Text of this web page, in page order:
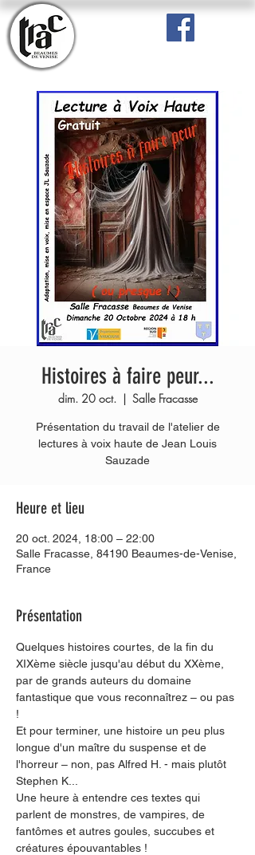
Histoires à faire peur...
dim. 20 oct.
  |
Salle Fracasse
Présentation du travail de l'atelier de
lectures à voix haute de Jean Louis
Sauzade
Heure et lieu
20 oct. 2024, 18:00 – 22:00
Salle Fracasse, 84190 Beaumes-de-Venise,
France
Présentation
Quelques histoires courtes, de la fin du
XIXème siècle jusqu'au début du XXème,
par de grands auteurs du domaine
fantastique que vous reconnaîtrez – ou pas
!
Et pour terminer, une histoire un peu plus
longue d'un maître du suspense et de
l'horreur – non, pas Alfred H. - mais plutôt
Stephen K...
Une heure à entendre ces textes qui
parlent de monstres, de vampires, de
fantômes et autres goules, succubes et
créatures épouvantables !